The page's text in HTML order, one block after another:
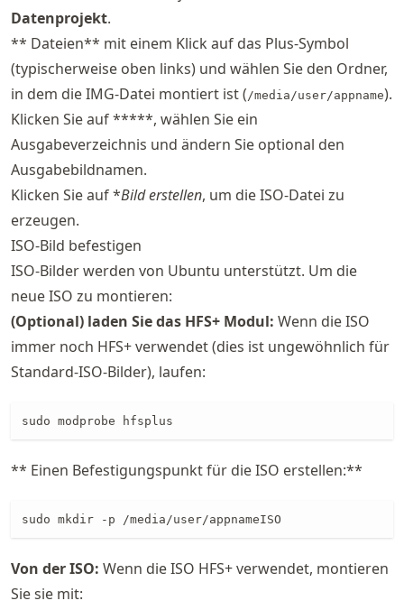
Datenprojekt.
** Dateien** mit einem Klick auf das Plus-Symbol
(typischerweise oben links) und wählen Sie den Ordner,
in dem die IMG-Datei montiert ist (/media/user/appname).
Klicken Sie auf *****, wählen Sie ein
Ausgabeverzeichnis und ändern Sie optional den
Ausgabebildnamen.
Klicken Sie auf *Bild erstellen, um die ISO-Datei zu
erzeugen.
ISO-Bild befestigen
ISO-Bilder werden von Ubuntu unterstützt. Um die
neue ISO zu montieren:
(Optional) laden Sie das HFS+ Modul: Wenn die ISO
immer noch HFS+ verwendet (dies ist ungewöhnlich für
Standard-ISO-Bilder), laufen:
sudo modprobe hfsplus
** Einen Befestigungspunkt für die ISO erstellen:**
sudo mkdir -p /media/user/appnameISO
Von der ISO: Wenn die ISO HFS+ verwendet, montieren
Sie sie mit: